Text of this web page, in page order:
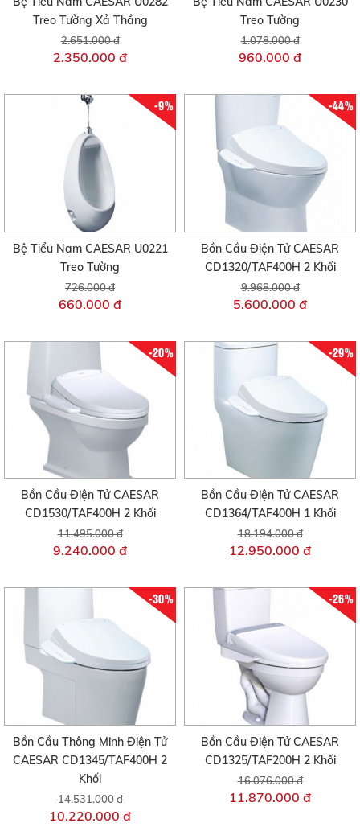
Treo Tường Xả Thẳng
2.651.000 đ
2.350.000 đ
Treo Tường
1.078.000 đ
960.000 đ
-9%
Bệ Tiểu Nam CAESAR U0221
Treo Tường
726.000 đ
660.000 đ
-44%
Bồn Cầu Điện Tử CAESAR
CD1320/TAF400H 2 Khối
9.968.000 đ
5.600.000 đ
-20%
Bồn Cầu Điện Tử CAESAR
CD1530/TAF400H 2 Khối
11.495.000 đ
9.240.000 đ
-29%
Bồn Cầu Điện Tử CAESAR
CD1364/TAF400H 1 Khối
18.194.000 đ
12.950.000 đ
-30%
Bồn Cầu Thông Minh Điện Tử
CAESAR CD1345/TAF400H 2
Khối
14.531.000 đ
10.220.000 đ
-26%
Bồn Cầu Điện Tử CAESAR
CD1325/TAF200H 2 Khối
16.076.000 đ
11.870.000 đ